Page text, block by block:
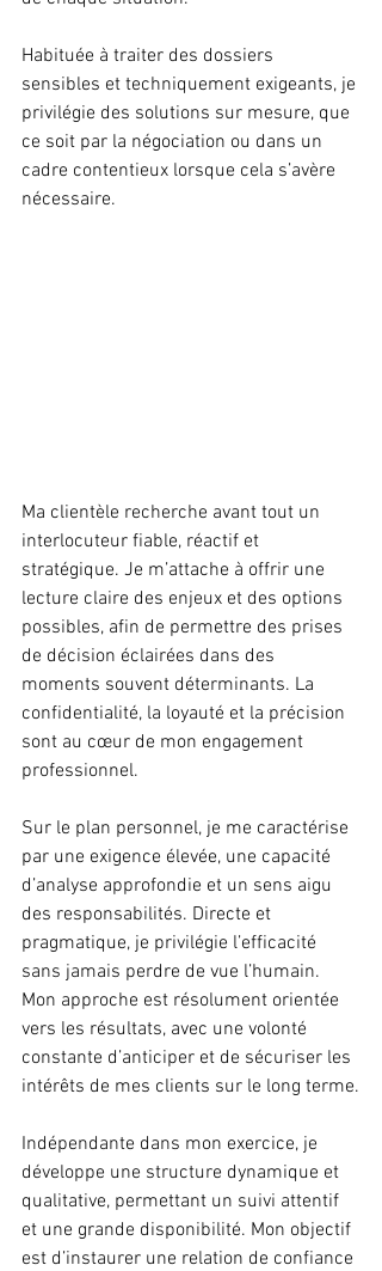
Habituée à traiter des dossiers
sensibles et techniquement exigeants, je
privilégie des solutions sur mesure, que
ce soit par la négociation ou dans un
cadre contentieux lorsque cela s’avère
nécessaire.
Ma clientèle recherche avant tout un
interlocuteur fiable, réactif et
stratégique. Je m’attache à offrir une
lecture claire des enjeux et des options
possibles, afin de permettre des prises
de décision éclairées dans des
moments souvent déterminants. La
confidentialité, la loyauté et la précision
sont au cœur de mon engagement
professionnel.
Sur le plan personnel, je me caractérise
par une exigence élevée, une capacité
d’analyse approfondie et un sens aigu
des responsabilités. Directe et
pragmatique, je privilégie l’efficacité
sans jamais perdre de vue l’humain.
Mon approche est résolument orientée
vers les résultats, avec une volonté
constante d’anticiper et de sécuriser les
intérêts de mes clients sur le long terme.
Indépendante dans mon exercice, je
développe une structure dynamique et
qualitative, permettant un suivi attentif
et une grande disponibilité. Mon objectif
est d’instaurer une relation de confiance